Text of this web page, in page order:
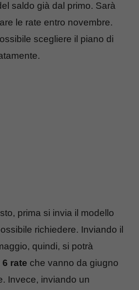
saldo già dal primo. Sarà
le rate entro novembre.
scegliere il piano di
prima si invia il modello
richiedere. Inviando il
quindi, si potrà
6 rate che vanno da giugno
Invece, inviando un